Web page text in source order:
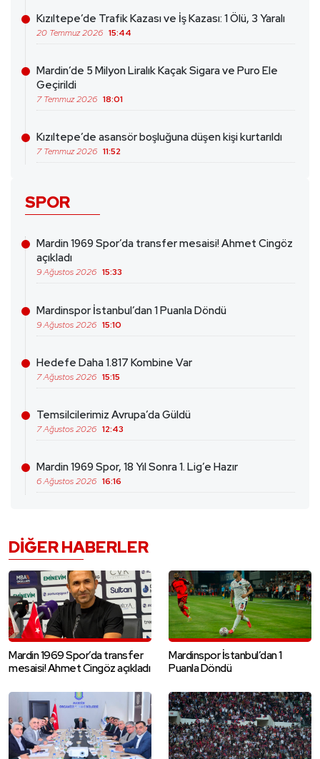
Kızıltepe’de Trafik Kazası ve İş Kazası: 1 Ölü, 3 Yaralı
20 Temmuz 2026 15:44
Mardin’de 5 Milyon Liralık Kaçak Sigara ve Puro Ele
Geçirildi
7 Temmuz 2026 18:01
Kızıltepe’de asansör boşluğuna düşen kişi kurtarıldı
7 Temmuz 2026 11:52
SPOR
Mardin 1969 Spor’da transfer mesaisi! Ahmet Cingöz
açıkladı
9 Ağustos 2026 15:33
Mardinspor İstanbul’dan 1 Puanla Döndü
9 Ağustos 2026 15:10
Hedefe Daha 1.817 Kombine Var
7 Ağustos 2026 15:15
Temsilcilerimiz Avrupa’da Güldü
7 Ağustos 2026 12:43
Mardin 1969 Spor, 18 Yıl Sonra 1. Lig’e Hazır
6 Ağustos 2026 16:16
DIĞER HABERLER
Mardin 1969 Spor’da transfer
mesaisi! Ahmet Cingöz açıkladı
Mardinspor İstanbul’dan 1
Puanla Döndü